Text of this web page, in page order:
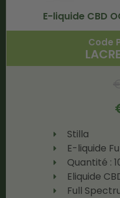
E-liquide CBD
Code
Stilla
E-liquide
Quantité :
Eliquide
Full